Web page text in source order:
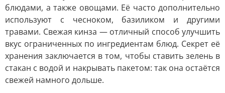
блюдами, а также овощами. Её часто дополнительно
используют с чесноком, базиликом и другими
травами. Свежая кинза — отличный способ улучшить
вкус ограниченных по ингредиентам блюд. Секрет её
хранения заключается в том, чтобы ставить зелень в
стакан с водой и накрывать пакетом: так она остаётся
свежей намного дольше.